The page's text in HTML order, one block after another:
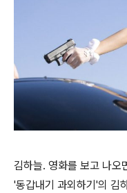
김하늘. 영화를 보고 나오
'동갑내기 과외하기'의 김